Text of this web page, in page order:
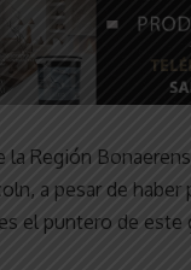
Región
a pesar de
el puntero de